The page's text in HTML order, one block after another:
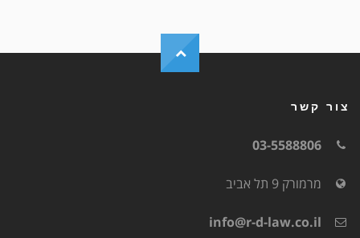
צור קשר
03-5588806
מרמורק 9 תל אביב
info@r-d-law.co.il